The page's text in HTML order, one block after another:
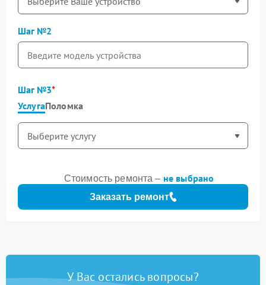
Шаг №2
Шаг №3
УслугаПоломка
Заказать ремонт
Стоимость ремонта – не выбрано
У Вас остались вопросы?